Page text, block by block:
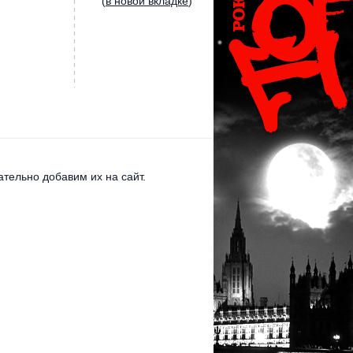
добавим их на сайт.